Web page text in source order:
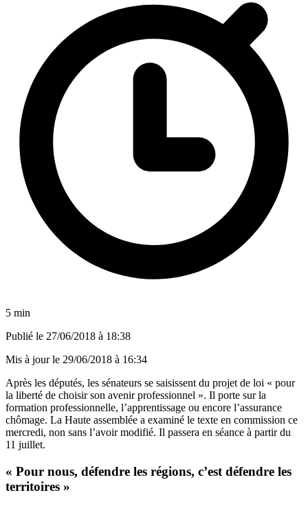
5 min
Publié le 27/06/2018 à 18:38
Mis à jour le 29/06/2018 à 16:34
Après les députés, les sénateurs se saisissent du projet de loi « pour
la liberté de choisir son avenir professionnel ». Il porte sur la
formation professionnelle, l’apprentissage ou encore l’assurance
chômage. La Haute assemblée a examiné le texte en commission ce
mercredi, non sans l’avoir modifié. Il passera en séance à partir du
11 juillet.
« Pour nous, défendre les régions, c’est défendre les
territoires »